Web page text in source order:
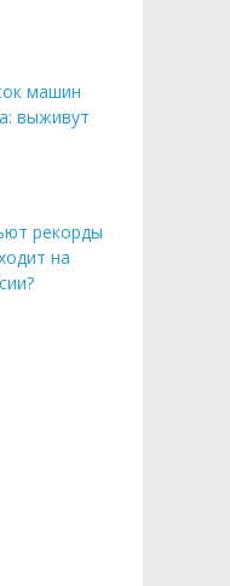
машин
выживут
рекорды
на